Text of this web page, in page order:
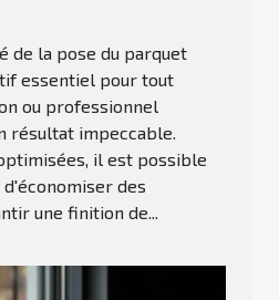
de la pose du parquet
essentiel pour tout
ou professionnel
résultat impeccable.
il est possible
des
une finition de...